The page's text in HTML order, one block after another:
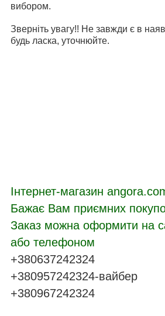
вибором.
Зверніть увагу!! Не завжди є в
будь ласка, уточнюйте.
Інтернет-магазин
Бажає Вам приємних
Заказ можна оформити на
або телефоном
+380637242324
+380957242324-вайбер
+380967242324